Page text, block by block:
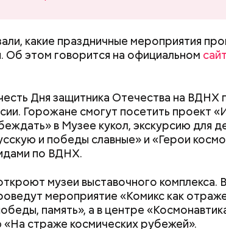
какие праздничные мероприятия
Об этом говорится на официальном
Дня защитника Отечества на ВДНХ
Горожане смогут посетить проект
в Музее кукол, экскурсию для
и победы славные» и «Герои
по ВДНХ.
музеи выставочного комплекса.
мероприятие «Комикс как
память», а в центре
страже космических рубежей».
систему, где в режиме
искусственного интеллекта
— и назначается бригада. Все
чем за две минуты.
долголетие» вспоминают о своей